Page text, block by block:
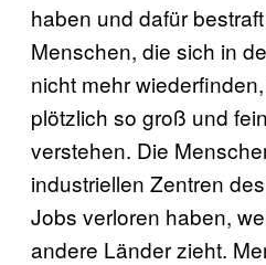
haben und dafür
Menschen, die sich in
nicht mehr
plötzlich so groß und
verstehen. Die
industriellen Zentren
Jobs verloren haben,
andere Länder zieht.